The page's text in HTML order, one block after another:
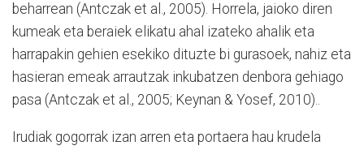
beharrean (Antczak et al., 2005). Horrela, jaioko diren
kumeak eta beraiek elikatu ahal izateko ahalik eta
harrapakin gehien esekiko dituzte bi gurasoek, nahiz eta
hasieran emeak arrautzak inkubatzen denbora gehiago
pasa (Antczak et al., 2005; Keynan & Yosef, 2010)..
Irudiak gogorrak izan arren eta portaera hau krudela